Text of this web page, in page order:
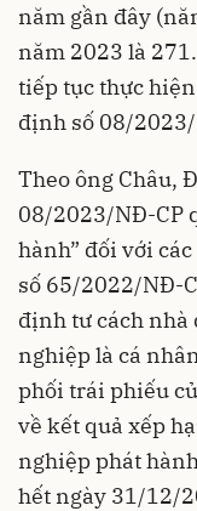
năm gần đây
năm 2023 là
tiếp tục thực
định số 08/
Theo ông Châu,
08/2023/NĐ-CP
hành” đối với
số 65/2022/NĐ-
định tư cách nhà
nghiệp là cá
phối trái phiếu
về kết quả xếp
nghiệp phát
hết ngày 31/12/